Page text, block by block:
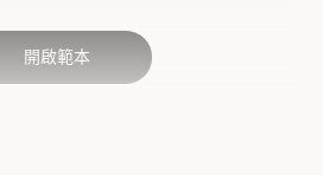
開啟範本